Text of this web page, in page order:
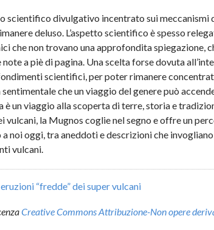
scientifico divulgativo incentrato sui meccanismi
deluso. L’aspetto scientifico è spesso
che non trovano una approfondita spiegazione,
a piè di pagina. Una scelta forse dovuta
scientifici, per poter rimanere
sentimentale che un viaggio del genere può
è un viaggio alla scoperta di terre, storia e
vulcani, la Mugnos coglie nel segno e offre un
noi oggi, tra aneddoti e descrizioni che
vulcani.
“fredde” dei super vulcani
Creative Commons Attribuzione-Non opere